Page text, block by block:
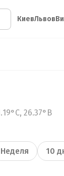
КиевЛьвов
26.37°В
Неделя 10